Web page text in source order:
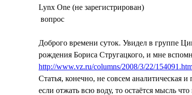
Lynx One (не зарегистрирован)
вопрос
Доброго времени суток. Увидел в группе
рождения Бориса Стругацкого, и мне
http://www.vz.ru/columns/2008/3/22/
Статья, конечно, не совсем аналитическая
если отжать всю воду, то остаётся мысль